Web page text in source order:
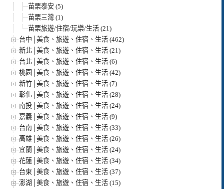
苗栗泰安 (5)
苗栗三灣 (1)
苗栗旅遊/住宿/玩樂/生活 (21)
台中│美食、旅遊、住宿、生活 (462)
新北│美食、旅遊、住宿、生活 (21)
台北│美食、旅遊、住宿、生活 (6)
桃園│美食、旅遊、住宿、生活 (42)
新竹│美食、旅遊、住宿、生活 (7)
彰化│美食、旅遊、住宿、生活 (28)
南投│美食、旅遊、住宿、生活 (24)
嘉義│美食、旅遊、住宿、生活 (9)
台南│美食、旅遊、住宿、生活 (33)
高雄│美食、旅遊、住宿、生活 (26)
宜蘭│美食、旅遊、住宿、生活 (24)
花蓮│美食、旅遊、住宿、生活 (34)
台東│美食、旅遊、住宿、生活 (37)
澎湖│美食、旅遊、住宿、生活 (15)